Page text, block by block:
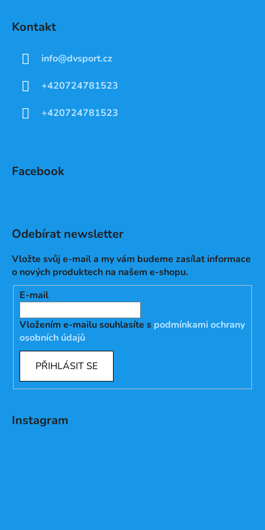
Kontakt
info@dvsport.cz
+420724781523
+420724781523
Facebook
Odebírat newsletter
Vložte svůj e-mail a my vám budeme zasílat informace
o nových produktech na našem e-shopu.
E-mail
Vložením e-mailu souhlasíte s podmínkami ochrany
osobních údajů
PŘIHLÁSIT SE
Instagram